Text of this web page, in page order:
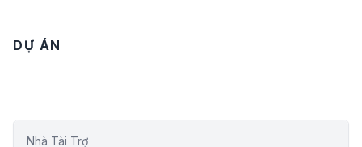
DỰ ÁN
Nhà Tài Trợ